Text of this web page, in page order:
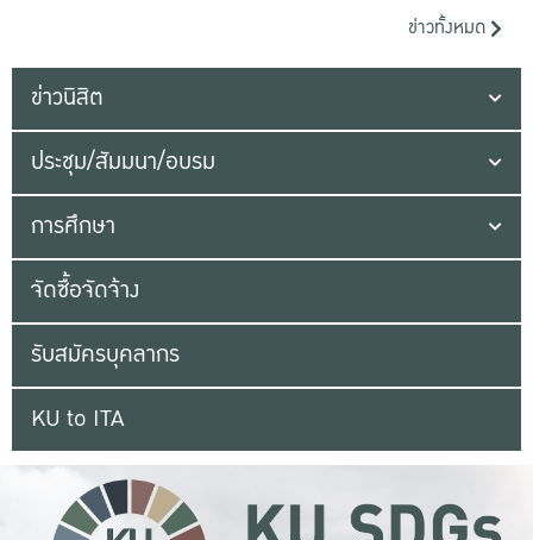
ข่าวทั้งหมด
ข่าวนิสิต
ประชุม/สัมมนา/อบรม
การศึกษา
จัดซื้อจัดจ้าง
รับสมัครบุคลากร
KU to ITA